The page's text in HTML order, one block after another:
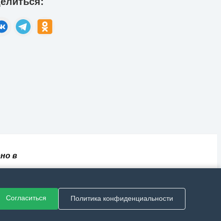
в
Согласиться Политика конфиденциальности